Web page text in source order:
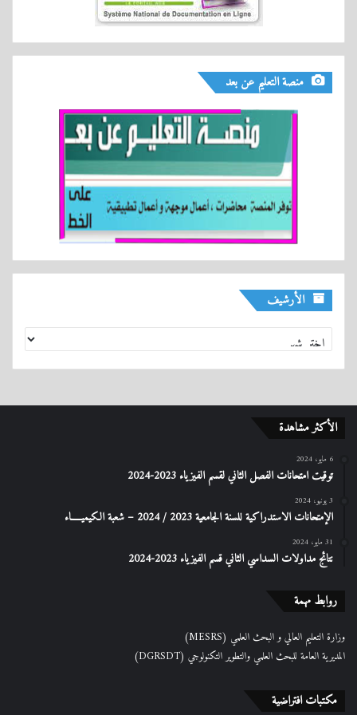
منصة التعليم عن بعد
الأرشيف
الأكثر مشاهدة
6 مايو، 2024
توقيت امتحانات الفصل الثاني لقسم الفيزياء 2023-2024
3 يونيو، 2024
الإمتحانات الاستدراكیة للسنة الجامعیة 2023 / 2024 – شعبة الكیمیـــــاء
31 مايو، 2024
نتائج مداولات السداسي الثاني قسم الفيزياء 2023-2024
روابط مهمة
وزارة التعليم العالي و البحث العلمي (MESRS)
المديرية العامة للبحث العلمي والتطوير التكنولوجي (DGRSDT)
مكتبات افتراضية